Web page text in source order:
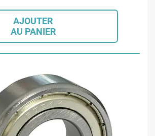
AJOUTER
AU PANIER